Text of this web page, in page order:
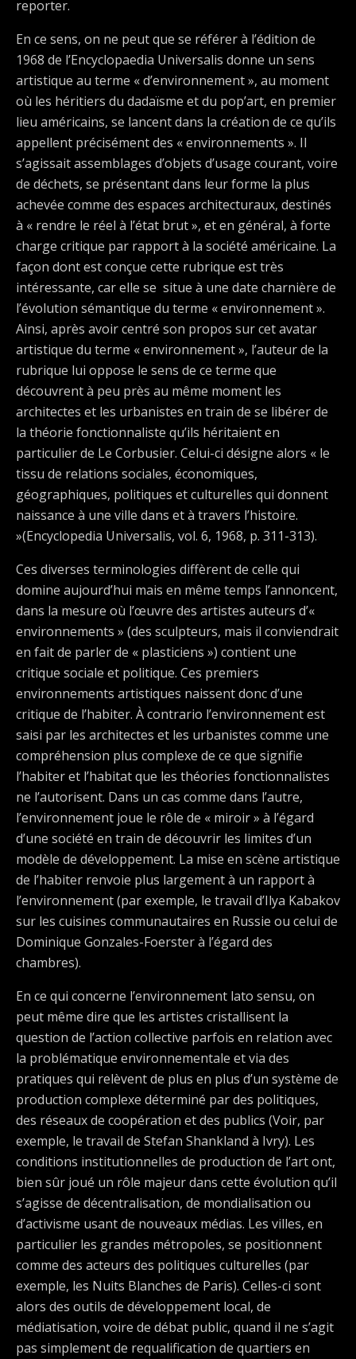
reporter.
En ce sens, on ne peut que se référer à l’édition de
1968 de l’Encyclopaedia Universalis donne un sens
artistique au terme « d’environnement », au moment
où les héritiers du dadaïsme et du pop’art, en premier
lieu américains, se lancent dans la création de ce qu’ils
appellent précisément des « environnements ». Il
s’agissait assemblages d’objets d’usage courant, voire
de déchets, se présentant dans leur forme la plus
achevée comme des espaces architecturaux, destinés
à « rendre le réel à l’état brut », et en général, à forte
charge critique par rapport à la société américaine. La
façon dont est conçue cette rubrique est très
intéressante, car elle se situe à une date charnière de
l’évolution sémantique du terme « environnement ».
Ainsi, après avoir centré son propos sur cet avatar
artistique du terme « environnement », l’auteur de la
rubrique lui oppose le sens de ce terme que
découvrent à peu près au même moment les
architectes et les urbanistes en train de se libérer de
la théorie fonctionnaliste qu’ils héritaient en
particulier de Le Corbusier. Celui-ci désigne alors « le
tissu de relations sociales, économiques,
géographiques, politiques et culturelles qui donnent
naissance à une ville dans et à travers l’histoire.
»(Encyclopedia Universalis, vol. 6, 1968, p. 311-313).
Ces diverses terminologies diffèrent de celle qui
domine aujourd’hui mais en même temps l’annoncent,
dans la mesure où l’œuvre des artistes auteurs d’«
environnements » (des sculpteurs, mais il conviendrait
en fait de parler de « plasticiens ») contient une
critique sociale et politique. Ces premiers
environnements artistiques naissent donc d’une
critique de l’habiter. À contrario l’environnement est
saisi par les architectes et les urbanistes comme une
compréhension plus complexe de ce que signifie
l’habiter et l’habitat que les théories fonctionnalistes
ne l’autorisent. Dans un cas comme dans l’autre,
l’environnement joue le rôle de « miroir » à l’égard
d’une société en train de découvrir les limites d’un
modèle de développement. La mise en scène artistique
de l’habiter renvoie plus largement à un rapport à
l’environnement (par exemple, le travail d’Ilya Kabakov
sur les cuisines communautaires en Russie ou celui de
Dominique Gonzales-Foerster à l’égard des
chambres).
En ce qui concerne l’environnement lato sensu, on
peut même dire que les artistes cristallisent la
question de l’action collective parfois en relation avec
la problématique environnementale et via des
pratiques qui relèvent de plus en plus d’un système de
production complexe déterminé par des politiques,
des réseaux de coopération et des publics (Voir, par
exemple, le travail de Stefan Shankland à Ivry). Les
conditions institutionnelles de production de l’art ont,
bien sûr joué un rôle majeur dans cette évolution qu’il
s’agisse de décentralisation, de mondialisation ou
d’activisme usant de nouveaux médias. Les villes, en
particulier les grandes métropoles, se positionnent
comme des acteurs des politiques culturelles (par
exemple, les Nuits Blanches de Paris). Celles-ci sont
alors des outils de développement local, de
médiatisation, voire de débat public, quand il ne s’agit
pas simplement de requalification de quartiers en